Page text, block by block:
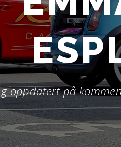
oppdatert på